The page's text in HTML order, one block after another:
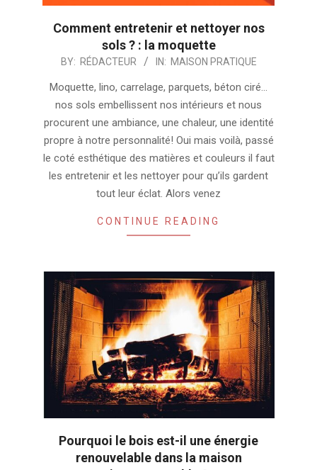
Comment entretenir et nettoyer nos
sols ? : la moquette
2024-BY: RÉDACTEUR IN: MAISON PRATIQUE
Moquette, lino, carrelage, parquets, béton ciré…
nos sols embellissent nos intérieurs et nous
procurent une ambiance, une chaleur, une identité
propre à notre personnalité! Oui mais voilà, passé
le coté esthétique des matières et couleurs il faut
les entretenir et les nettoyer pour qu’ils gardent
tout leur éclat. Alors venez
CONTINUE READING
Pourquoi le bois est-il une énergie
renouvelable dans la maison